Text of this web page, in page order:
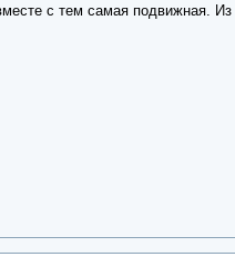
с тем самая подвижная.